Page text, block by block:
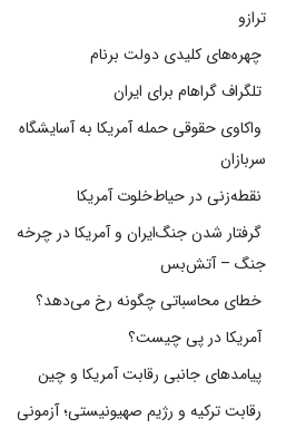
ترازو
چهره‌های کلیدی دولت برنام
تلگراف گراهام برای ایران
واکاوی حقوقی حمله آمریکا به آسایشگاه
سربازان
نقطه‌زنی در حیاط‌خلوت آمریکا
گرفتار شدن جنگ‌ایران و آمریکا در چرخه
جنگ – آتش‌بس
خطای محاسباتی چگونه رخ می‌دهد؟
آمریکا در پی چیست؟
پیامدهای جانبی رقابت آمریکا و چین
رقابت ترکیه و رژیم صهیونیستی؛ آزمونی